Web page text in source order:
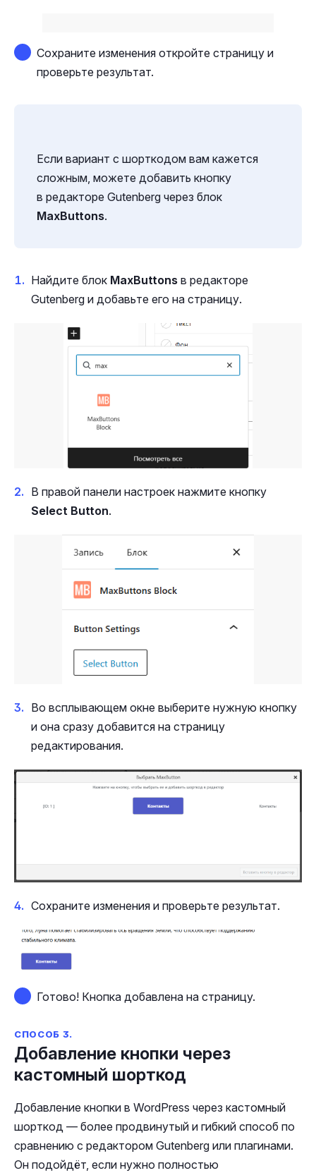
Сохраните изменения откройте страницу и
проверьте результат.
Если вариант с шорткодом вам кажется
сложным, можете добавить кнопку
в редакторе Gutenberg через блок
MaxButtons.
Найдите блок MaxButtons в редакторе
Gutenberg и добавьте его на страницу.
В правой панели настроек нажмите кнопку
Select Button.
Во всплывающем окне выберите нужную кнопку
и она сразу добавится на страницу
редактирования.
Сохраните изменения и проверьте результат.
Готово! Кнопка добавлена на страницу.
СПОСОБ 3.
Добавление кнопки через
кастомный шорткод
Добавление кнопки в WordPress через кастомный
шорткод — более продвинутый и гибкий способ по
сравнению с редактором Gutenberg или плагинами.
Он подойдёт, если нужно полностью